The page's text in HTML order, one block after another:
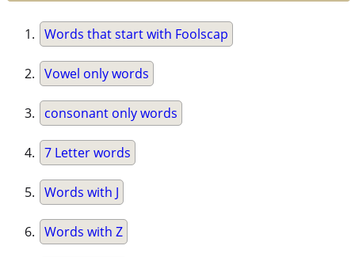
Words that start with Foolscap
Vowel only words
consonant only words
7 Letter words
Words with J
Words with Z